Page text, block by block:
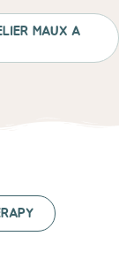
MAUX A